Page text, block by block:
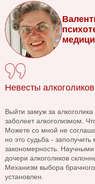
Невесты алкоголиков
Выйти замуж за
заболеет алкоголизмом.
Можете со мной не
но это судьба -
закономерность.
дочери алкоголиков
Механизм выбора
установлен.